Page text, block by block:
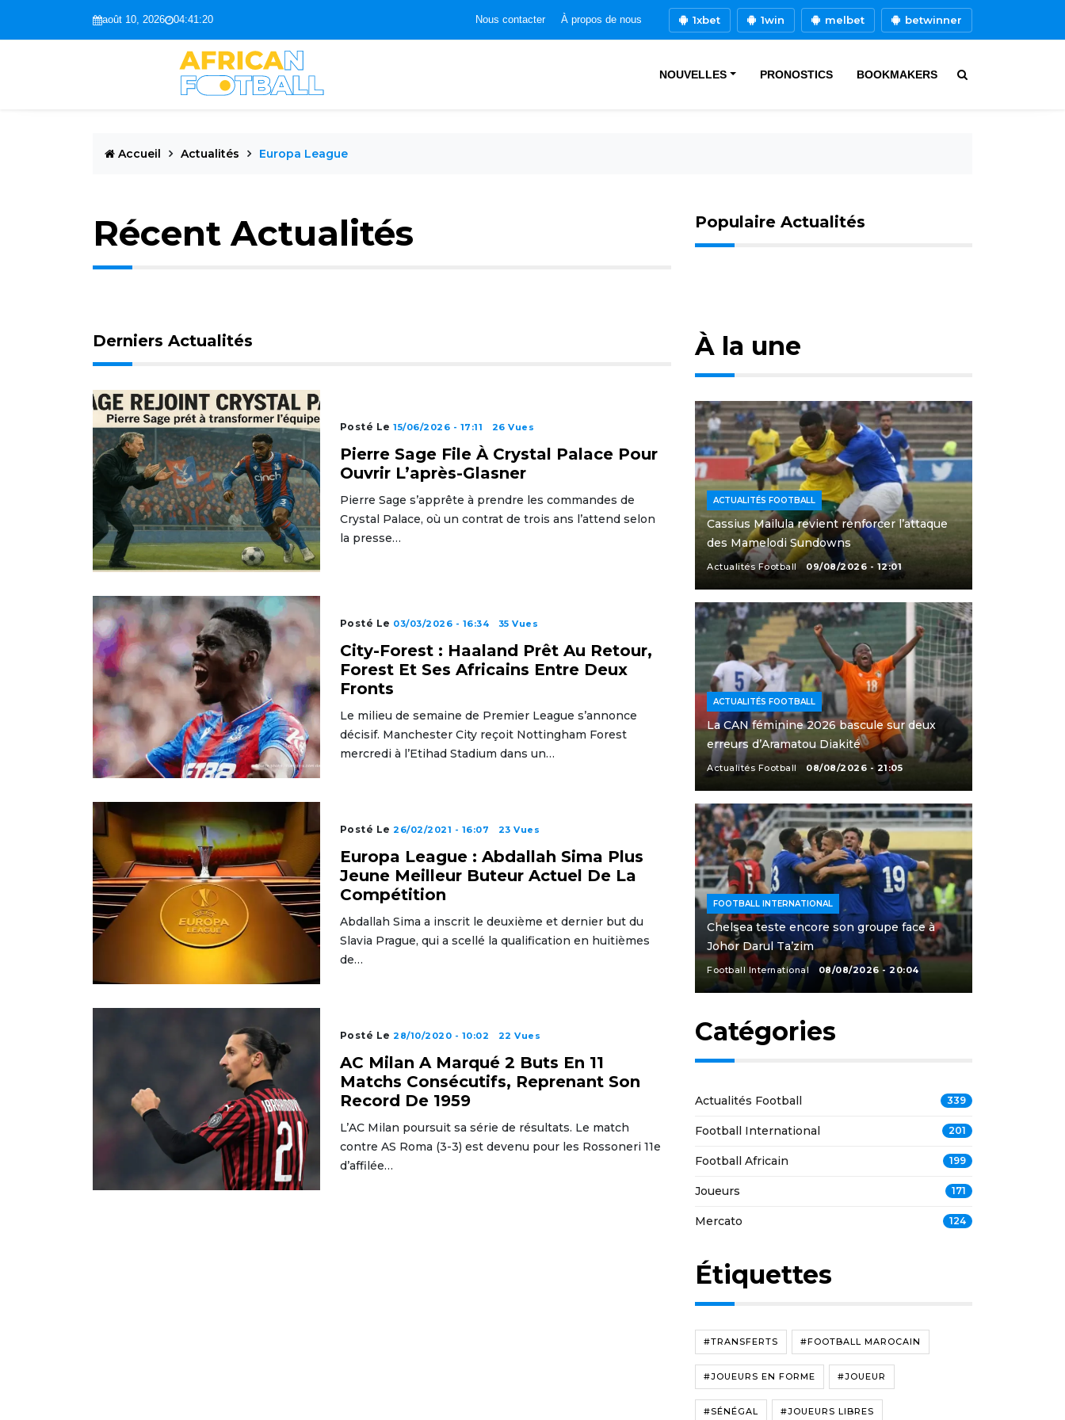
août 10, 2026 04:41:21 Nous contacter À propos de nous 1xbet 1win melbet betwinner
NOUVELLES PRONOSTICS BOOKMAKERS
Accueil Actualités Europa League
Récent Actualités Populaire Actualités
Derniers Actualités
Posté Le15/06/2026 - 17:11 26 Vues
Pierre Sage File À Crystal Palace Pour
Ouvrir L’après-Glasner
Pierre Sage s’apprête à prendre les commandes de
Crystal Palace, où un contrat de trois ans l’attend selon
la presse…
Posté Le 03/03/2026 - 16:34 35 Vues
City-Forest : Haaland Prêt Au Retour,
Forest Et Ses Africains Entre Deux
Fronts
Le milieu de semaine de Premier League s’annonce
décisif. Manchester City reçoit Nottingham Forest
mercredi à l’Etihad Stadium dans un…
Posté Le26/02/2021 - 16:07 23 Vues
Europa League : Abdallah Sima Plus
Jeune Meilleur Buteur Actuel De La
Compétition
Abdallah Sima a inscrit le deuxième et dernier but du
Slavia Prague, qui a scellé la qualification en huitièmes
de…
Posté Le28/10/2020 - 10:02 22 Vues
AC Milan A Marqué 2 Buts En 11
Matchs Consécutifs, Reprenant Son
Record De 1959
L’AC Milan poursuit sa série de résultats. Le match
contre AS Roma (3-3) est devenu pour les Rossoneri 11e
d’affilée…
À la une
ACTUALITÉS FOOTBALL
Cassius Mailula revient renforcer l’attaque
des Mamelodi Sundowns
Actualités Football 09/08/2026 - 12:01
ACTUALITÉS FOOTBALL
La CAN féminine 2026 bascule sur deux
erreurs d’Aramatou Diakité
Actualités Football 08/08/2026 - 21:05
FOOTBALL INTERNATIONAL
Chelsea teste encore son groupe face à
Johor Darul Ta’zim
Football International 08/08/2026 - 20:04
Catégories
Actualités Football 339
Football International 201
Football Africain 199
Joueurs 171
Mercato 124
Étiquettes
#TRANSFERTS #FOOTBALL MAROCAIN
#JOUEURS EN FORME #JOUEUR
#SÉNÉGAL #JOUEURS LIBRES